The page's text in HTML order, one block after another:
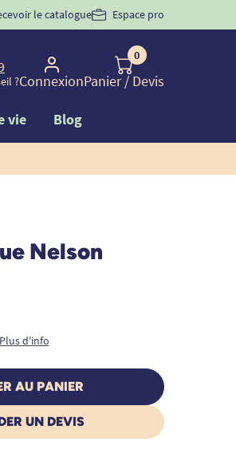
commande d'incontinence
le catalogue Espace pro
?Connexion
0
Panier/ Devis
vie Blog
Nelson
Plus d'info
AU PANIER
UN DEVIS